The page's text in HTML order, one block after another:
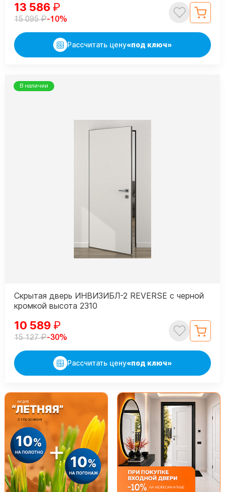
13 586 ₽
15 095₽-10%
Рассчитать цену«под ключ»
В наличии
Скрытая дверь ИНВИЗИБЛ-2 REVERSE с черной
кромкой высота 2310
10 589 ₽
15 127₽-30%
Рассчитать цену«под ключ»